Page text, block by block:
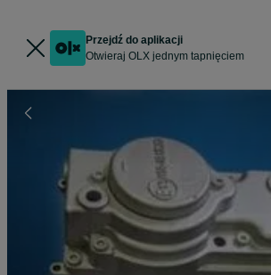
Przejdź do aplikacji
Otwieraj OLX jednym tapnięciem